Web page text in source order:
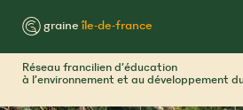
content
™ graineîle-de-france
Réseau francilien d’éducation
à l’environnement et au développement